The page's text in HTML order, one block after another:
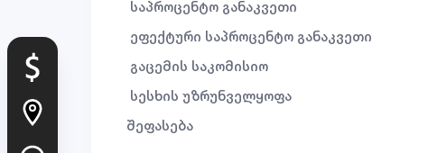
საპროცენტო განაკვეთი
ეფექტური საპროცენტო განაკვეთი
გაცემის საკომისიო
სესხის უზრუნველყოფა
შეფასება